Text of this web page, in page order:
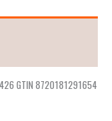
GTIN 8720181291654